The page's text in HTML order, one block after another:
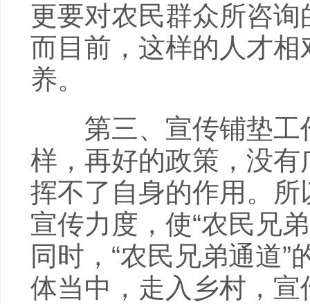
更要对农民群众所咨
而目前，这样的人才
养。
第三、宣传铺垫工
样，再好的政策，没
挥不了自身的作用。
宣传力度，使“农民兄
同时，“农民兄弟通道
体当中，走入乡村，